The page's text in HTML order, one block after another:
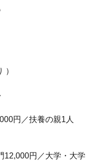
）
円／扶養の親1人
12,000円／大学・大学